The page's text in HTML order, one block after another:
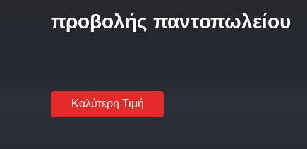
προβολής παντοπωλείου
Καλύτερη Τιμή